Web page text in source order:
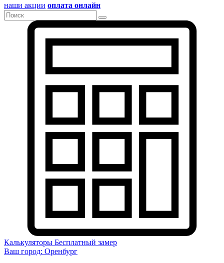
наши акции оплата онлайн
Калькуляторы Бесплатный замер
Ваш город: Оренбург